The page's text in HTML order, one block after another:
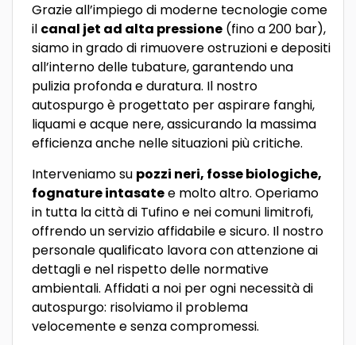
Grazie all’impiego di moderne tecnologie come
il canal jet ad alta pressione (fino a 200 bar),
siamo in grado di rimuovere ostruzioni e depositi
all’interno delle tubature, garantendo una
pulizia profonda e duratura. Il nostro
autospurgo è progettato per aspirare fanghi,
liquami e acque nere, assicurando la massima
efficienza anche nelle situazioni più critiche.
Interveniamo su pozzi neri, fosse biologiche,
fognature intasatee molto altro. Operiamo
in tutta la città di Tufino e nei comuni limitrofi,
offrendo un servizio affidabile e sicuro. Il nostro
personale qualificato lavora con attenzione ai
dettagli e nel rispetto delle normative
ambientali. Affidati a noi per ogni necessità di
autospurgo: risolviamo il problema
velocemente e senza compromessi.